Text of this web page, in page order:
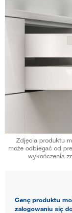
Zdjęcia produktu
może odbiegać od
wykończenia
Cenę produktu
zalogowaniu się